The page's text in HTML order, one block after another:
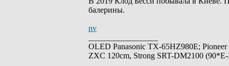
балерины.
nv
OLED Panasonic TX-65HZ980E;
ZXC 120cm, Strong SRT-DM2100